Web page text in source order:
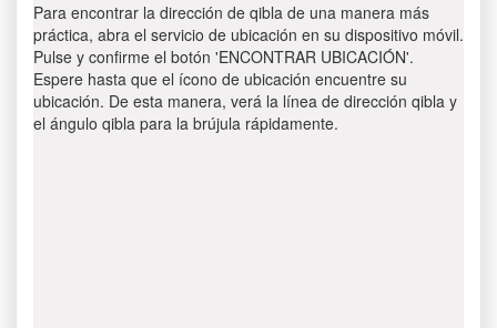
Para encontrar la dirección de qibla de una manera más
práctica, abra el servicio de ubicación en su dispositivo móvil.
Pulse y confirme el botón 'ENCONTRAR UBICACIÓN'.
Espere hasta que el ícono de ubicación encuentre su
ubicación. De esta manera, verá la línea de dirección qibla y
el ángulo qibla para la brújula rápidamente.